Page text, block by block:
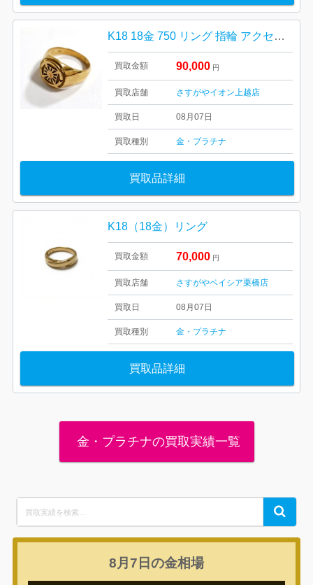
K18 18金 750 リング 指輪 アクセサリー
買取金額 90,000 円
買取店舗 さすがやイオン上越店
買取日 08月07日
買取種別 金・プラチナ
買取品詳細
K18（18金）リング
買取金額 70,000 円
買取店舗 さすがやベイシア栗橋店
買取日 08月07日
買取種別 金・プラチナ
買取品詳細
金・プラチナの買取実績一覧
for:
Search
8月7日の金相場